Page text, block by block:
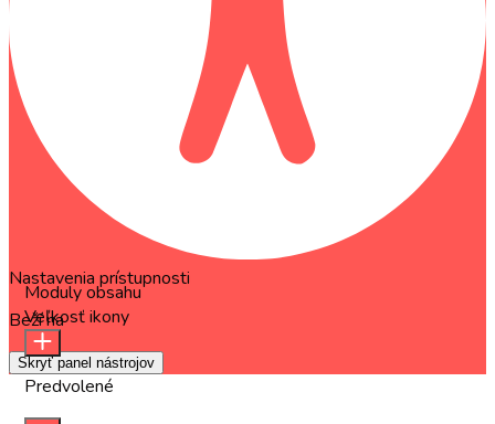
Nastavenia prístupnosti
Beží naOneTap
Skryť panel nástrojov
Moduly obsahu
Veľkosť ikony
Predvolené